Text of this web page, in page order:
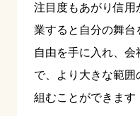
注目度もあがり信用
業すると自分の舞台
自由を手に入れ、会
で、より大きな範囲
組むことができます